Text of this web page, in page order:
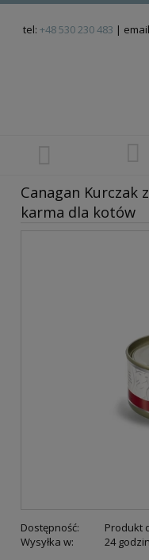
tel: +48 530 230 483 |
Canagan Kurczak
karma dla kotów
Dostępność:
Produkt
Wysyłka w:
24